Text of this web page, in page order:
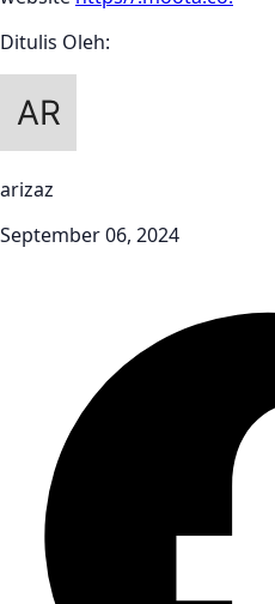
Ditulis Oleh:
arizaz
September 06, 2024